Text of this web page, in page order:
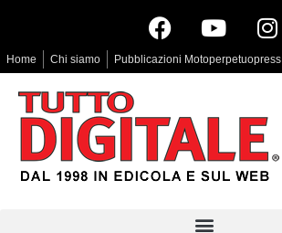
Home Chi siamo Pubblicazioni Motoperpetuopress